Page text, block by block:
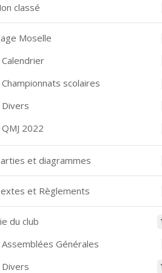
classé
Moselle
Calendrier
Championnats scolaires
Divers
QMJ 2022
et diagrammes
et Règlements
du club
Assemblées Générales
Divers